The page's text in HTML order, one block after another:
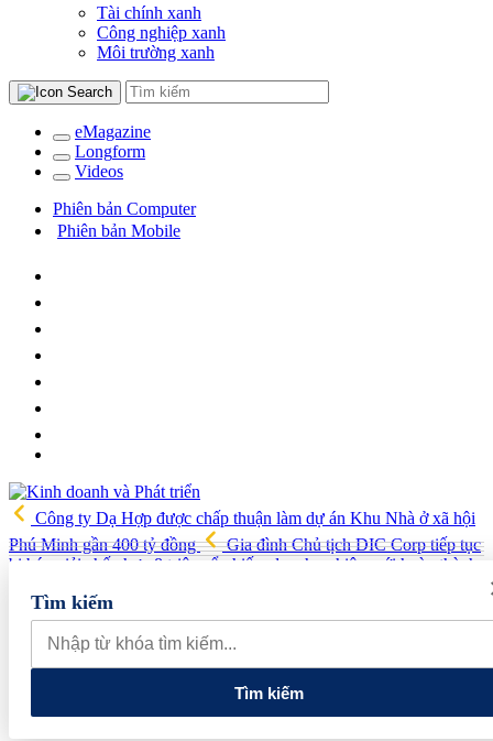
Tài chính xanh
Công nghiệp xanh
Môi trường xanh
eMagazine
Longform
Videos
Phiên bản Computer
Phiên bản Mobile
Công ty Dạ Hợp được chấp thuận làm dự án Khu Nhà ở xã hội
Phú Minh gần 400 tỷ đồng
Gia đình Chủ tịch DIC Corp tiếp tục
bị bán giải chấp hơn 8 triệu cổ phiếu, doanh nghiệp mới hoàn thành
khoảng 1/4 kế hoạch năm
quay đầu giảm sâu
Thiết lập các cơ chế, chính sách đặc thù để
thúc đẩy phát triển khu kinh tế đặc biệt
7/8: Dầu thế giới bật tăng mạnh, giá xăng trong nước đồng loạt giảm
Tìm kiếm
Tìm kiếm